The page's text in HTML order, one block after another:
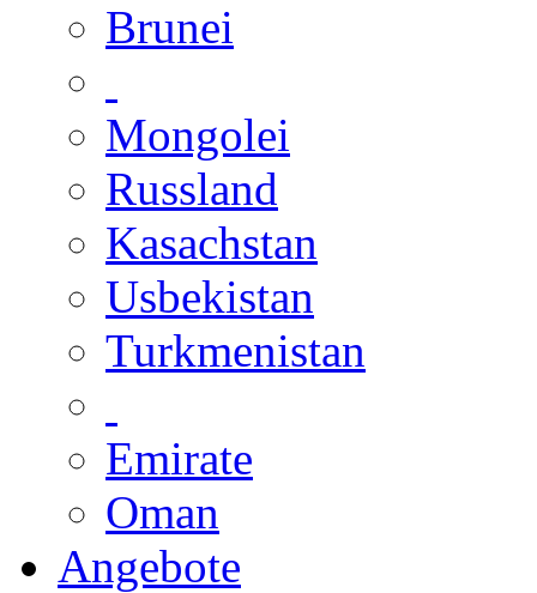
Brunei
Mongolei
Russland
Kasachstan
Usbekistan
Turkmenistan
Emirate
Oman
Angebote